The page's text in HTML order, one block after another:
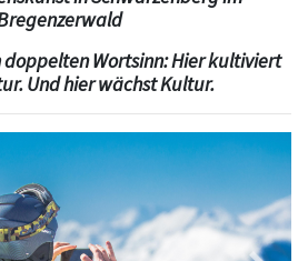
Wortsinn: Hier kultiviert
Und hier wächst Kultur.